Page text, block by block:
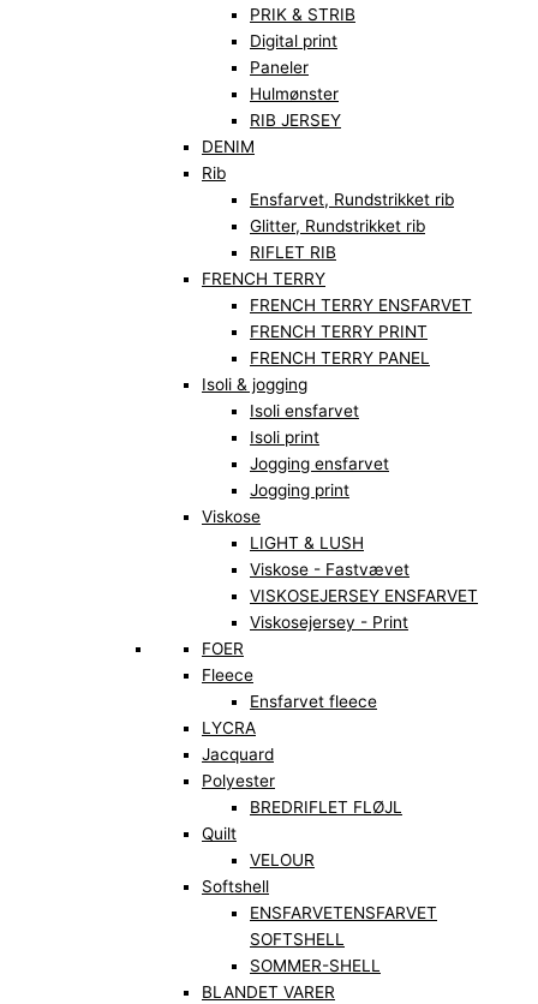
PRIK & STRIB
Digital print
Paneler
Hulmønster
RIB JERSEY
DENIM
Rib
Ensfarvet, Rundstrikket rib
Glitter, Rundstrikket rib
RIFLET RIB
FRENCH TERRY
FRENCH TERRY ENSFARVET
FRENCH TERRY PRINT
FRENCH TERRY PANEL
Isoli & jogging
Isoli ensfarvet
Isoli print
Jogging ensfarvet
Jogging print
Viskose
LIGHT & LUSH
Viskose - Fastvævet
VISKOSEJERSEY ENSFARVET
Viskosejersey - Print
FOER
Fleece
Ensfarvet fleece
LYCRA
Jacquard
Polyester
BREDRIFLET FLØJL
Quilt
VELOUR
Softshell
ENSFARVETENSFARVET
SOFTSHELL
SOMMER-SHELL
BLANDET VARER